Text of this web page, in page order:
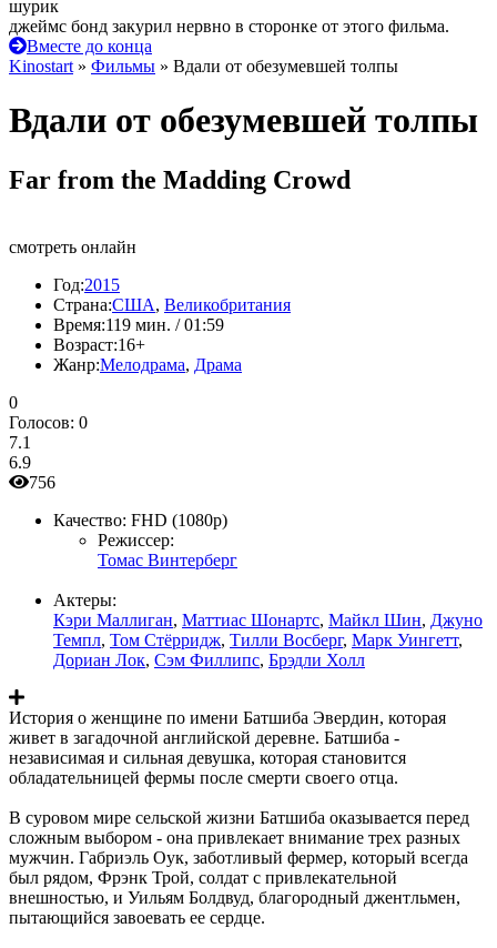
шурик
джеймс бонд закурил нервно в сторонке от этого фильма.
Вместе до конца
Kinostart » Фильмы » Вдали от обезумевшей толпы
Вдали от обезумевшей толпы
Far from the Madding Crowd
смотреть онлайн
Год:2015
Страна:США, Великобритания
Время:119 мин. / 01:59
Возраст:16+
Жанр:Мелодрама, Драма
0
Голосов: 0
7.1
6.9
756
Качество: FHD (1080p)
Режиссер:
Томас Винтерберг
Актеры:
Кэри Маллиган, Маттиас Шонартс, Майкл Шин, Джуно
Темпл, Том Стёрридж, Тилли Восберг, Марк Уингетт,
Дориан Лок, Сэм Филлипс, Брэдли Холл
История о женщине по имени Батшиба Эвердин, которая
живет в загадочной английской деревне. Батшиба -
независимая и сильная девушка, которая становится
обладательницей фермы после смерти своего отца.
В суровом мире сельской жизни Батшиба оказывается перед
сложным выбором - она привлекает внимание трех разных
мужчин. Габриэль Оук, заботливый фермер, который всегда
был рядом, Фрэнк Трой, солдат с привлекательной
внешностью, и Уильям Болдвуд, благородный джентльмен,
пытающийся завоевать ее сердце.